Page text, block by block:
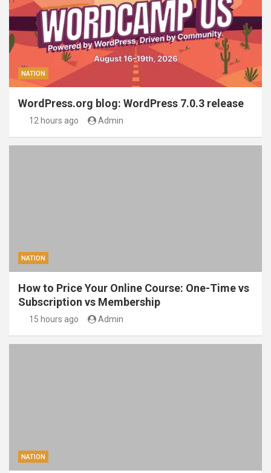
NATION
WordPress.org blog: WordPress 7.0.3 release
12 hours ago Admin
NATION
How to Price Your Online Course: One-Time vs
Subscription vs Membership
15 hours ago Admin
NATION